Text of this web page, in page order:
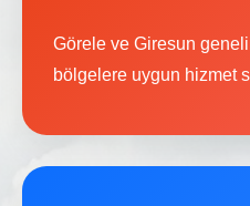
Görele ve Giresun
bölgelere uygun hizmet